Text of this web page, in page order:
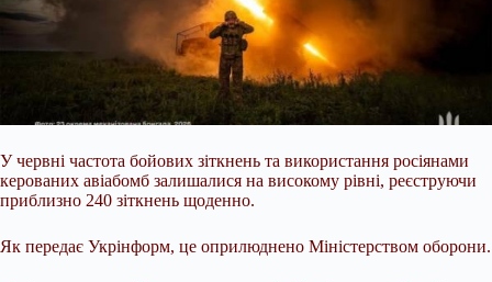
У червні частота бойових зіткнень та використання росіянами
керованих авіабомб залишалися на високому рівні, реєструючи
приблизно 240 зіткнень щоденно.
Як передає Укрінформ, це оприлюднено Міністерством оборони.